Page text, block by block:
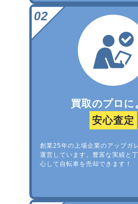
買取のプロに
安心査定
創業25年の上場企業のアップガ
運営しています。豊富な実績と
心して自転車を売却できます！